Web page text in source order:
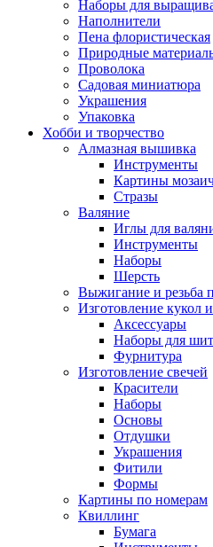
Наборы для
Наполнители
Пена флористическая
Природные
Проволока
Садовая миниатюра
Украшения
Упаковка
Хобби и творчество
Алмазная вышивка
Инструменты
Картины
Стразы
Валяние
Иглы для
Инструменты
Наборы
Шерсть
Выжигание и резьба
Изготовление кукол
Аксессуары
Наборы для
Фурнитура
Изготовление свечей
Красители
Наборы
Основы
Отдушки
Украшения
Фитили
Формы
Картины по номерам
Квиллинг
Бумага